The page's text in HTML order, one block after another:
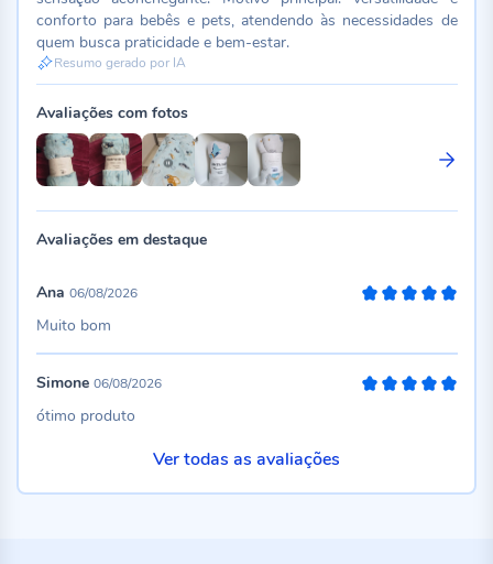
conforto para bebês e pets, atendendo às necessidades de
quem busca praticidade e bem-estar.
Resumo gerado por IA
Avaliações com fotos
Avaliações em destaque
Ana 06/08/2026
Muito bom
Simone 06/08/2026
ótimo produto
Ver todas as avaliações